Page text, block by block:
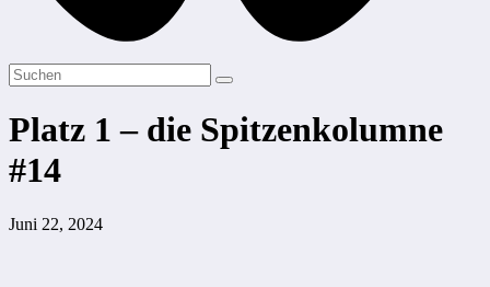
Platz 1 – die Spitzenkolumne
#14
Juni 22, 2024